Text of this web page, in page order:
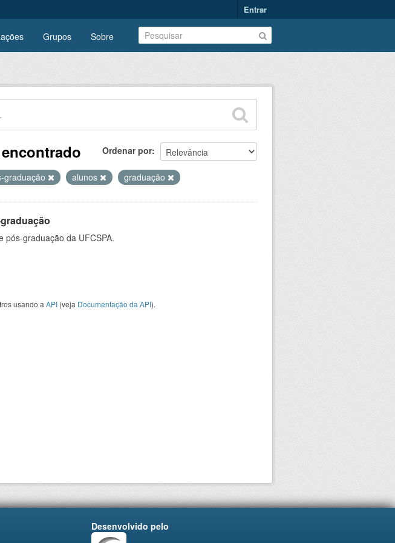
Entrar
Grupos Sobre
Ordenar por
graduação alunos graduação
pós-graduação da UFCSPA.
usando a API (veja Documentação da API).
Desenvolvido pelo